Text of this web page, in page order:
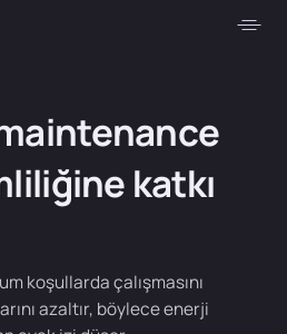
katkı
koşullarda çalışmasını
azaltır, böylece enerji